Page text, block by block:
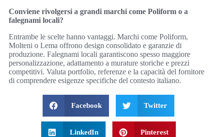
Conviene rivolgersi a grandi marchi come Poliform o a
falegnami locali?
Entrambe le scelte hanno vantaggi. Marchi come Poliform,
Molteni o Lema offrono design consolidato e garanzie di
produzione. Falegnami locali garantiscono spesso maggiore
personalizzazione, adattamento a murature storiche e prezzi
competitivi. Valuta portfolio, referenze e la capacità del fornitore
di comprendere esigenze specifiche del contesto italiano.
Facebook Twitter
LinkedIn Pinterest